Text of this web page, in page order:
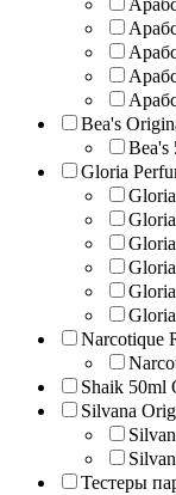
Bea's
Bea's
Gloria
Narcotique
Shaik 50ml
Silvana
Тестеры